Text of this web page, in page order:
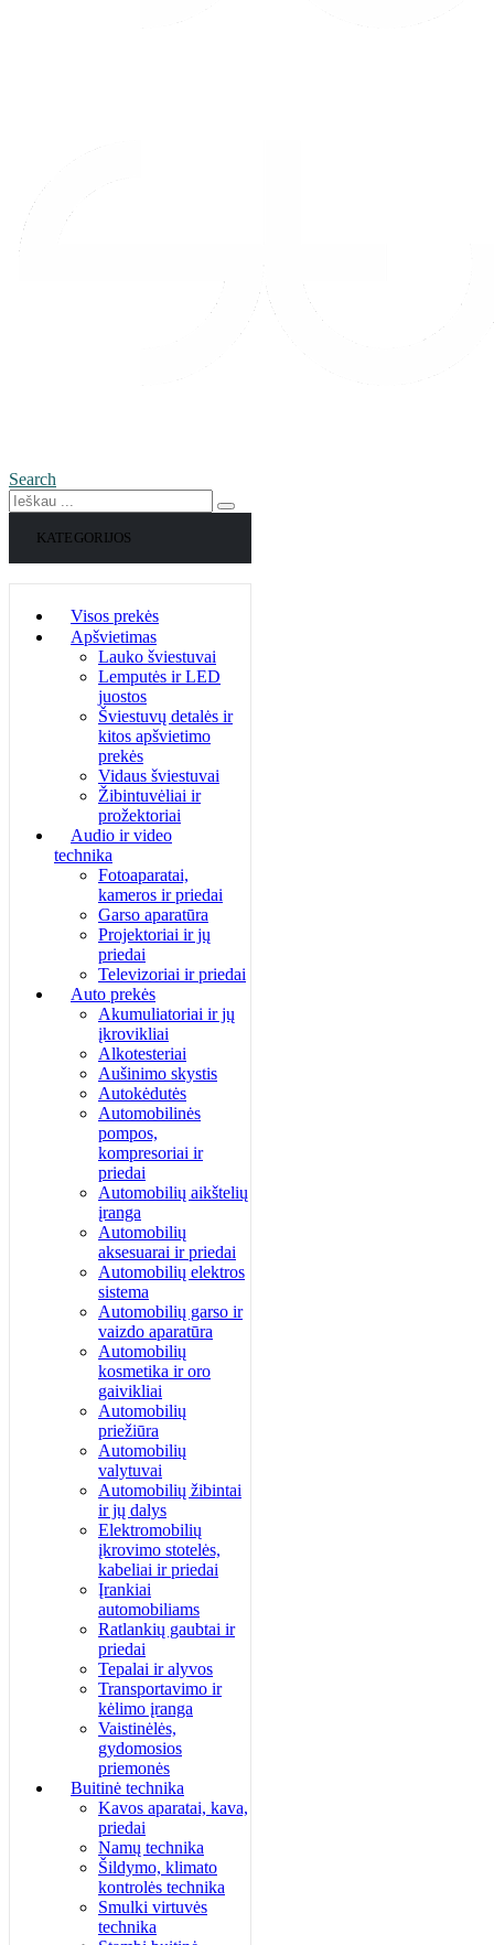
Search
KATEGORIJOS
Visos prekės
Apšvietimas
Lauko šviestuvai
Lemputės ir LED
juostos
Šviestuvų detalės ir
kitos apšvietimo
prekės
Vidaus šviestuvai
Žibintuvėliai ir
prožektoriai
Audio ir video
technika
Fotoaparatai,
kameros ir priedai
Garso aparatūra
Projektoriai ir jų
priedai
Televizoriai ir priedai
Auto prekės
Akumuliatoriai ir jų
įkrovikliai
Alkotesteriai
Aušinimo skystis
Autokėdutės
Automobilinės
pompos,
kompresoriai ir
priedai
Automobilių aikštelių
įranga
Automobilių
aksesuarai ir priedai
Automobilių elektros
sistema
Automobilių garso ir
vaizdo aparatūra
Automobilių
kosmetika ir oro
gaivikliai
Automobilių
priežiūra
Automobilių
valytuvai
Automobilių žibintai
ir jų dalys
Elektromobilių
įkrovimo stotelės,
kabeliai ir priedai
Įrankiai
automobiliams
Ratlankių gaubtai ir
priedai
Tepalai ir alyvos
Transportavimo ir
kėlimo įranga
Vaistinėlės,
gydomosios
priemonės
Buitinė technika
Kavos aparatai, kava,
priedai
Namų technika
Šildymo, klimato
kontrolės technika
Smulki virtuvės
technika